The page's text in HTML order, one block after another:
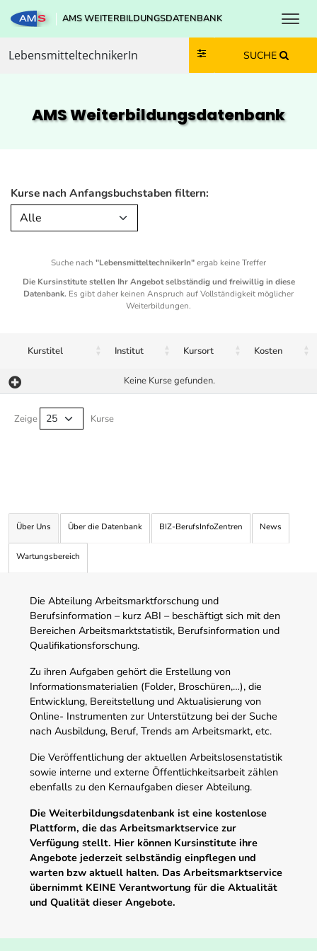
Zum Inhalt springen
Zum Navmenü springen
Zur Suche springen
Zur Footer springen
AMS WEITERBILDUNGSDATENBANK
SUCHE
AMS Weiterbildungs­datenbank
Kurse nach Anfangsbuchstaben filtern:
Alle
Suche nach "LebensmitteltechnikerIn"ergab keine Treffer
Die Kursinstitute stellen Ihr Angebot selbständig und freiwillig in diese
Datenbank. Es gibt daher keinen Anspruch auf Vollständigkeit möglicher
Weiterbildungen.
Kurstitel Institut Kursort Kosten
Keine Kurse gefunden.
Zeige Kurse
Über Uns Über die Datenbank BIZ-BerufsInfoZentren News
Wartungsbereich
Die Abteilung Arbeitsmarktforschung und
Berufsinformation – kurz ABI – beschäftigt sich mit den
Bereichen Arbeitsmarktstatistik, Berufsinformation und
Qualifikationsforschung.
Zu ihren Aufgaben gehört die Erstellung von
Informationsmaterialien (Folder, Broschüren,…), die
Entwicklung, Bereitstellung und Aktualisierung von
Online- Instrumenten zur Unterstützung bei der Suche
nach Ausbildung, Beruf, Trends am Arbeitsmarkt, etc.
Die Veröffentlichung der aktuellen Arbeitslosenstatistik
sowie interne und externe Öffentlichkeitsarbeit zählen
ebenfalls zu den Kernaufgaben dieser Abteilung.
Die Weiterbildungsdatenbank ist eine kostenlose
Plattform, die das Arbeitsmarktservice zur
Verfügung stellt. Hier können Kursinstitute ihre
Angebote jederzeit selbständig einpflegen und
warten bzw aktuell halten. Das Arbeitsmarktservice
übernimmt KEINE Verantwortung für die Aktualität
und Qualität dieser Angebote.